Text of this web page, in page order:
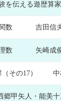
験を伝える遊
）関数 吉田信
無理数 矢崎成
群（その17） 中
甲矢人・能美十